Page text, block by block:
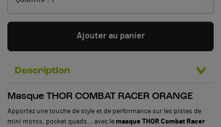
Ajouter au panier
Description
Masque THOR COMBAT RACER ORANGE
Apportez une touche de style et de performance sur les pistes de
mini motos, pocket quads... avec le masque THOR Combat Racer